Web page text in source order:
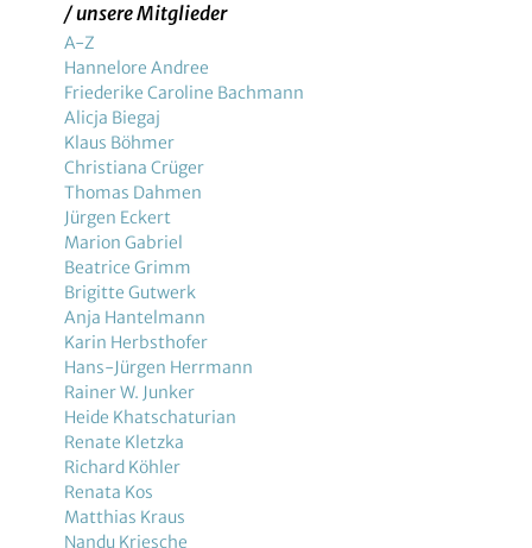
/ unsere Mitglieder
A-Z
Hannelore Andree
Friederike Caroline Bachmann
Alicja Biegaj
Klaus Böhmer
Christiana Crüger
Thomas Dahmen
Jürgen Eckert
Marion Gabriel
Beatrice Grimm
Brigitte Gutwerk
Anja Hantelmann
Karin Herbsthofer
Hans-Jürgen Herrmann
Rainer W. Junker
Heide Khatschaturian
Renate Kletzka
Richard Köhler
Renata Kos
Matthias Kraus
Nandu Kriesche